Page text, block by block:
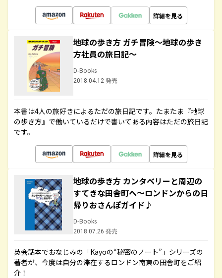
詳細を見る
地球の歩き方 ガチ冒険～地球の歩き
方社員の旅日記～
D-Books
2018.04.12 発売
本書は4人の旅好きによるただの旅日記です。たまたま『地球
の歩き方』で働いているだけで書いてある内容はただの旅日記
です。
詳細を見る
地球の歩き方 カンタベリーと周辺の
すてきな田舎町へ～ロンドンからの日
帰りおさんぽガイド♪
D-Books
2018.07.26 発売
英会話本でおなじみの「Kayoの“秘密のノート”」シリーズの
著者が、今度は自分の滞在するロンドン南東の田舎町をご紹
介！